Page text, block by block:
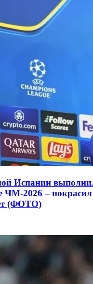
Испании
ЧМ-2026 –
(ФОТО)